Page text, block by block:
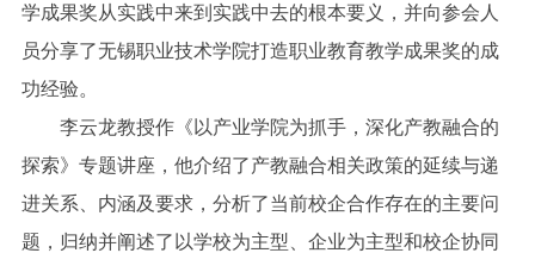
学成果奖从实践中来到实践中去的根本要义，并向参会人
员分享了无锡职业技术学院打造职业教育教学成果奖的成
功经验。
李云龙教授作《以产业学院为抓手，深化产教融合的
探索》专题讲座，他介绍了产教融合相关政策的延续与递
进关系、内涵及要求，分析了当前校企合作存在的主要问
题，归纳并阐述了以学校为主型、企业为主型和校企协同